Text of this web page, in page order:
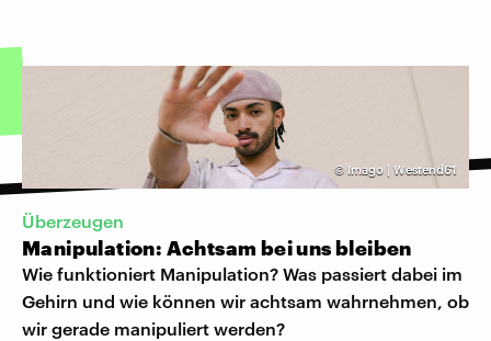
© Imago | Westend61
Überzeugen
Manipulation: Achtsam bei uns bleiben
Wie funktioniert Manipulation? Was passiert dabei im
Gehirn und wie können wir achtsam wahrnehmen, ob
wir gerade manipuliert werden?